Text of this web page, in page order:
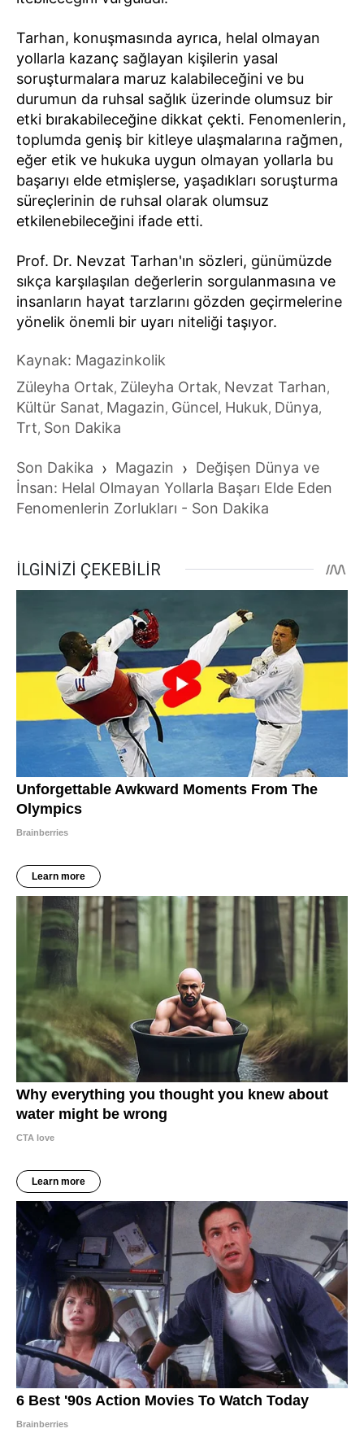
Tarhan, konuşmasında ayrıca, helal olmayan
yollarla kazanç sağlayan kişilerin yasal
soruşturmalara maruz kalabileceğini ve bu
durumun da ruhsal sağlık üzerinde olumsuz bir
etki bırakabileceğine dikkat çekti. Fenomenlerin,
toplumda geniş bir kitleye ulaşmalarına rağmen,
eğer etik ve hukuka uygun olmayan yollarla bu
başarıyı elde etmişlerse, yaşadıkları soruşturma
süreçlerinin de ruhsal olarak olumsuz
etkilenebileceğini ifade etti.
Prof. Dr. Nevzat Tarhan'ın sözleri, günümüzde
sıkça karşılaşılan değerlerin sorgulanmasına ve
insanların hayat tarzlarını gözden geçirmelerine
yönelik önemli bir uyarı niteliği taşıyor.
Kaynak: Magazinkolik
Züleyha Ortak, Züleyha Ortak, Nevzat Tarhan,
Kültür Sanat, Magazin, Güncel, Hukuk, Dünya,
Trt, Son Dakika
Son Dakika › Magazin › Değişen Dünya ve
İnsan: Helal Olmayan Yollarla Başarı Elde Eden
Fenomenlerin Zorlukları - Son Dakika